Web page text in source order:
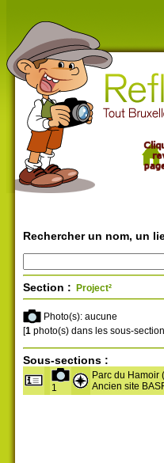
Rechercher un nom, un
Section : Project²
Photo(s): aucune
[1 photo(s) dans les sous-
Sous-sections :
1
Parc du Hamoir
Ancien site